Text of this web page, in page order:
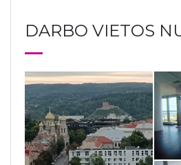
DARBO VIETOS